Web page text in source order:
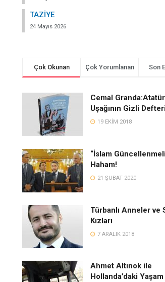
TAZİYE
24 Mayıs 2026
Çok Okunan Çok Yorumlanan Son
Cemal
Uşağının Gizli
19 EKIM 2018
“İslam
Haham!
21 ŞUBAT 2020
Türbanlı Anneler ve
Kızları
7 ARALIK 2018
Ahmet Altınok ile
Hollanda’daki